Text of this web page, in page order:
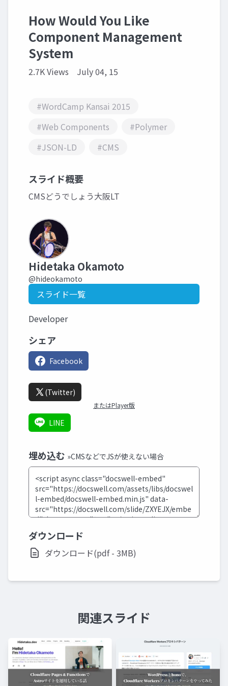
How Would You Like
Component Management
System
2.7K Views July 04, 15
#WordCamp Kansai 2015
#Web Components
#Polymer
#JSON-LD
#CMS
スライド概要
CMSどうでしょう大阪LT
Hidetaka Okamoto
@hideokamoto
スライド一覧
Developer
シェア
Facebook
(Twitter)
またはPlayer版
LINE
埋め込む »CMSなどでJSが使えない場合
ダウンロード
ダウンロード(pdf - 3MB)
関連スライド